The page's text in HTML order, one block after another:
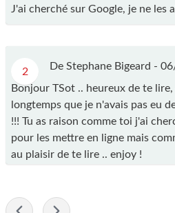
J'ai cherché sur Google, je ne les
2 De Stephane Bigeard -
Bonjour TSot .. heureux de te
longtemps que je n'avais pas eu
!!! Tu as raison comme toi j'ai
pour les mettre en ligne mais
au plaisir de te lire .. enjoy !